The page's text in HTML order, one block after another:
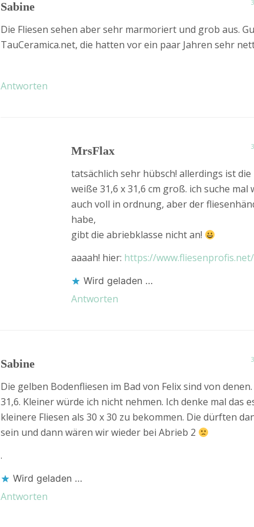
Sabine
Die Fliesen sehen aber sehr marmoriert und grob aus.
TauCeramica.net, die hatten vor ein paar Jahren sehr
Antworten
MrsFlax
tatsächlich sehr hübsch! allerdings ist
weiße 31,6 x 31,6 cm groß. ich suche
auch voll in ordnung, aber der
habe,
gibt die abriebklasse nicht an!
aaaah! hier: https://
Wird geladen …
Antworten
Sabine
Die gelben Bodenfliesen im Bad von Felix sind von
31,6. Kleiner würde ich nicht nehmen. Ich denke mal das
kleinere Fliesen als 30 x 30 zu bekommen. Die dürften
sein und dann wären wir wieder bei Abrieb 2
.
Wird geladen …
Antworten